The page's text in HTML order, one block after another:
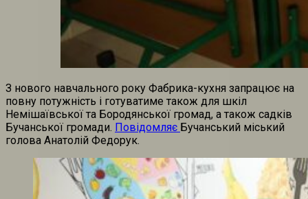
З нового навчального року Фабрика-кухня запрацює на
повну потужність і готуватиме також для шкіл
Немішаївської та Бородянської громад, а також садків
Бучанської громади. Повідомляє Бучанський міський
голова Анатолій Федорук.